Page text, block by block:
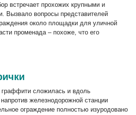
встречает прохожих крупными и
Вызвало вопросы представителей
около площадки для уличной
променада – похоже, что его
граффити сложилась и вдоль
железнодорожной станции
ограждение полностью изуродовано